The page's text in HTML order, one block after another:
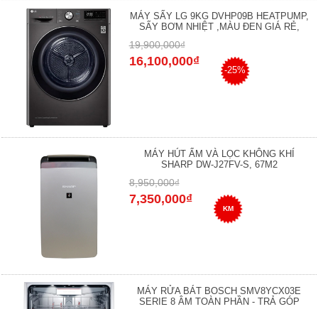
MÁY SẤY LG 9KG DVHP09B HEATPUMP,
SẤY BƠM NHIỆT ,MÀU ĐEN GIÁ RẺ,
19,900,000₫
16,100,000₫
-25%
MÁY HÚT ẨM VÀ LỌC KHÔNG KHÍ
SHARP DW-J27FV-S, 67M2
8,950,000₫
7,350,000₫
KM
MÁY RỬA BÁT BOSCH SMV8YCX03E
SERIE 8 ÂM TOÀN PHẦN - TRẢ GÓP